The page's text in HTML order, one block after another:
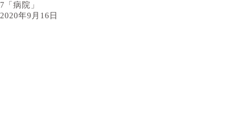
7「病院」
2020年9月16日